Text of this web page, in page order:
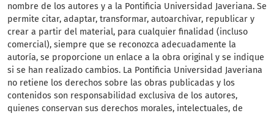
nombre de los autores y a la Pontificia Universidad Javeriana. Se
permite citar, adaptar, transformar, autoarchivar, republicar y
crear a partir del material, para cualquier finalidad (incluso
comercial), siempre que se reconozca adecuadamente la
autoría, se proporcione un enlace a la obra original y se indique
si se han realizado cambios. La Pontificia Universidad Javeriana
no retiene los derechos sobre las obras publicadas y los
contenidos son responsabilidad exclusiva de los autores,
quienes conservan sus derechos morales, intelectuales, de